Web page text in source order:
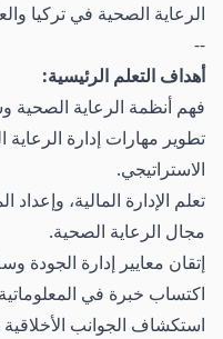
الرعاية الصحية في تركيا
--
أهداف التعلم الرئيسية:
فهم أنظمة الرعاية الصحية
تطوير مهارات إدارة
الاستراتيجي.
تعلم الإدارة المالية،
مجال الرعاية الصحية.
إتقان معايير إدارة الجودة
اكتساب خبرة في
استكشاف الجوانب الأخلاقية